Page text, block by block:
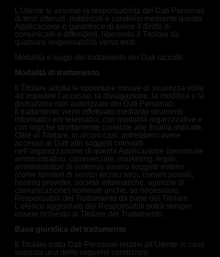
L’Utente si assume la responsabilità dei Dati Personali
di terzi ottenuti, pubblicati o condivisi mediante questa
Applicazione e garantisce di avere il diritto di
comunicarli o diffonderli, liberando il Titolare da
qualsiasi responsabilità verso terzi.
Modalità e luogo del trattamento dei Dati raccolti:
Modalità di trattamento
Il Titolare adotta le opportune misure di sicurezza volte
ad impedire l’accesso, la divulgazione, la modifica o la
distruzione non autorizzate dei Dati Personali.
Il trattamento viene effettuato mediante strumenti
informatici e/o telematici, con modalità organizzative e
con logiche strettamente correlate alle finalità indicate.
Oltre al Titolare, in alcuni casi, potrebbero avere
accesso ai Dati altri soggetti coinvolti
nell’organizzazione di questa Applicazione (personale
amministrativo, commerciale, marketing, legali,
amministratori di sistema) ovvero soggetti esterni
(come fornitori di servizi tecnici terzi, corrieri postali,
hosting provider, società informatiche, agenzie di
comunicazione) nominati anche, se necessario,
Responsabili del Trattamento da parte del Titolare.
L’elenco aggiornato dei Responsabili potrà sempre
essere richiesto al Titolare del Trattamento.
Base giuridica del trattamento
Il Titolare tratta Dati Personali relativi all’Utente in caso
sussista una delle seguenti condizioni: